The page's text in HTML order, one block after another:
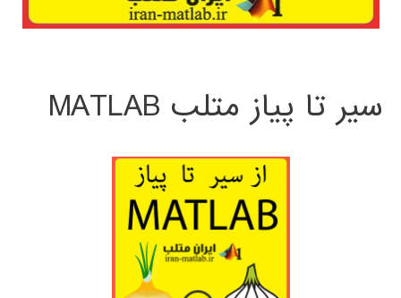
سیر تا پیاز متلب MATLAB